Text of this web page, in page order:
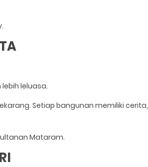
leluasa.
Setiap bangunan memiliki cerita,
Mataram.